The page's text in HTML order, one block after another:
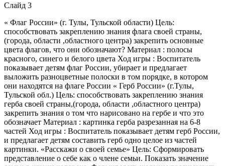
Слайд 3
« Флаг России» (г. Тулы, Тульской области) Цель:
способствовать закреплению знания флага своей страны,
(города, области ,областного центра) закрепить основные
цвета флагов, что они обозначают? Материал : полосы
красного, синего и белого цвета Ход игры : Воспитатель
показывает детям флаг России, убирает и предлагает
выложить разноцветные полоски в том порядке, в котором
они находятся на флаге России « Герб России» (г.Тулы,
Тульской обл.) Цель: способствовать закреплению знания
герба своей страны,(города, области ,областного центра)
закрепить знания о том что нарисовано на гербе и что это
обозначает Материал : картинка герба разрезанная на 6-8
частей Ход игры : Воспитатель показывает детям герб России,
и предлагает детям составить герб одно целое из частей
картинки. «Расскажи о своей семье» Цель: Сформировать
представление о себе как о члене семьи. Показать значение